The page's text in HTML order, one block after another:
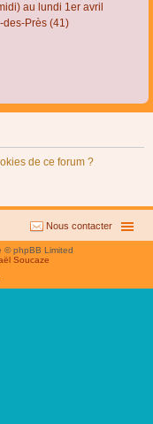
au lundi 1er avril
des-Près (41)
de ce forum ?
Nous contacter
© phpBB Limited
Soucaze